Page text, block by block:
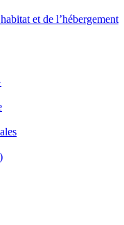
et de l’hébergement